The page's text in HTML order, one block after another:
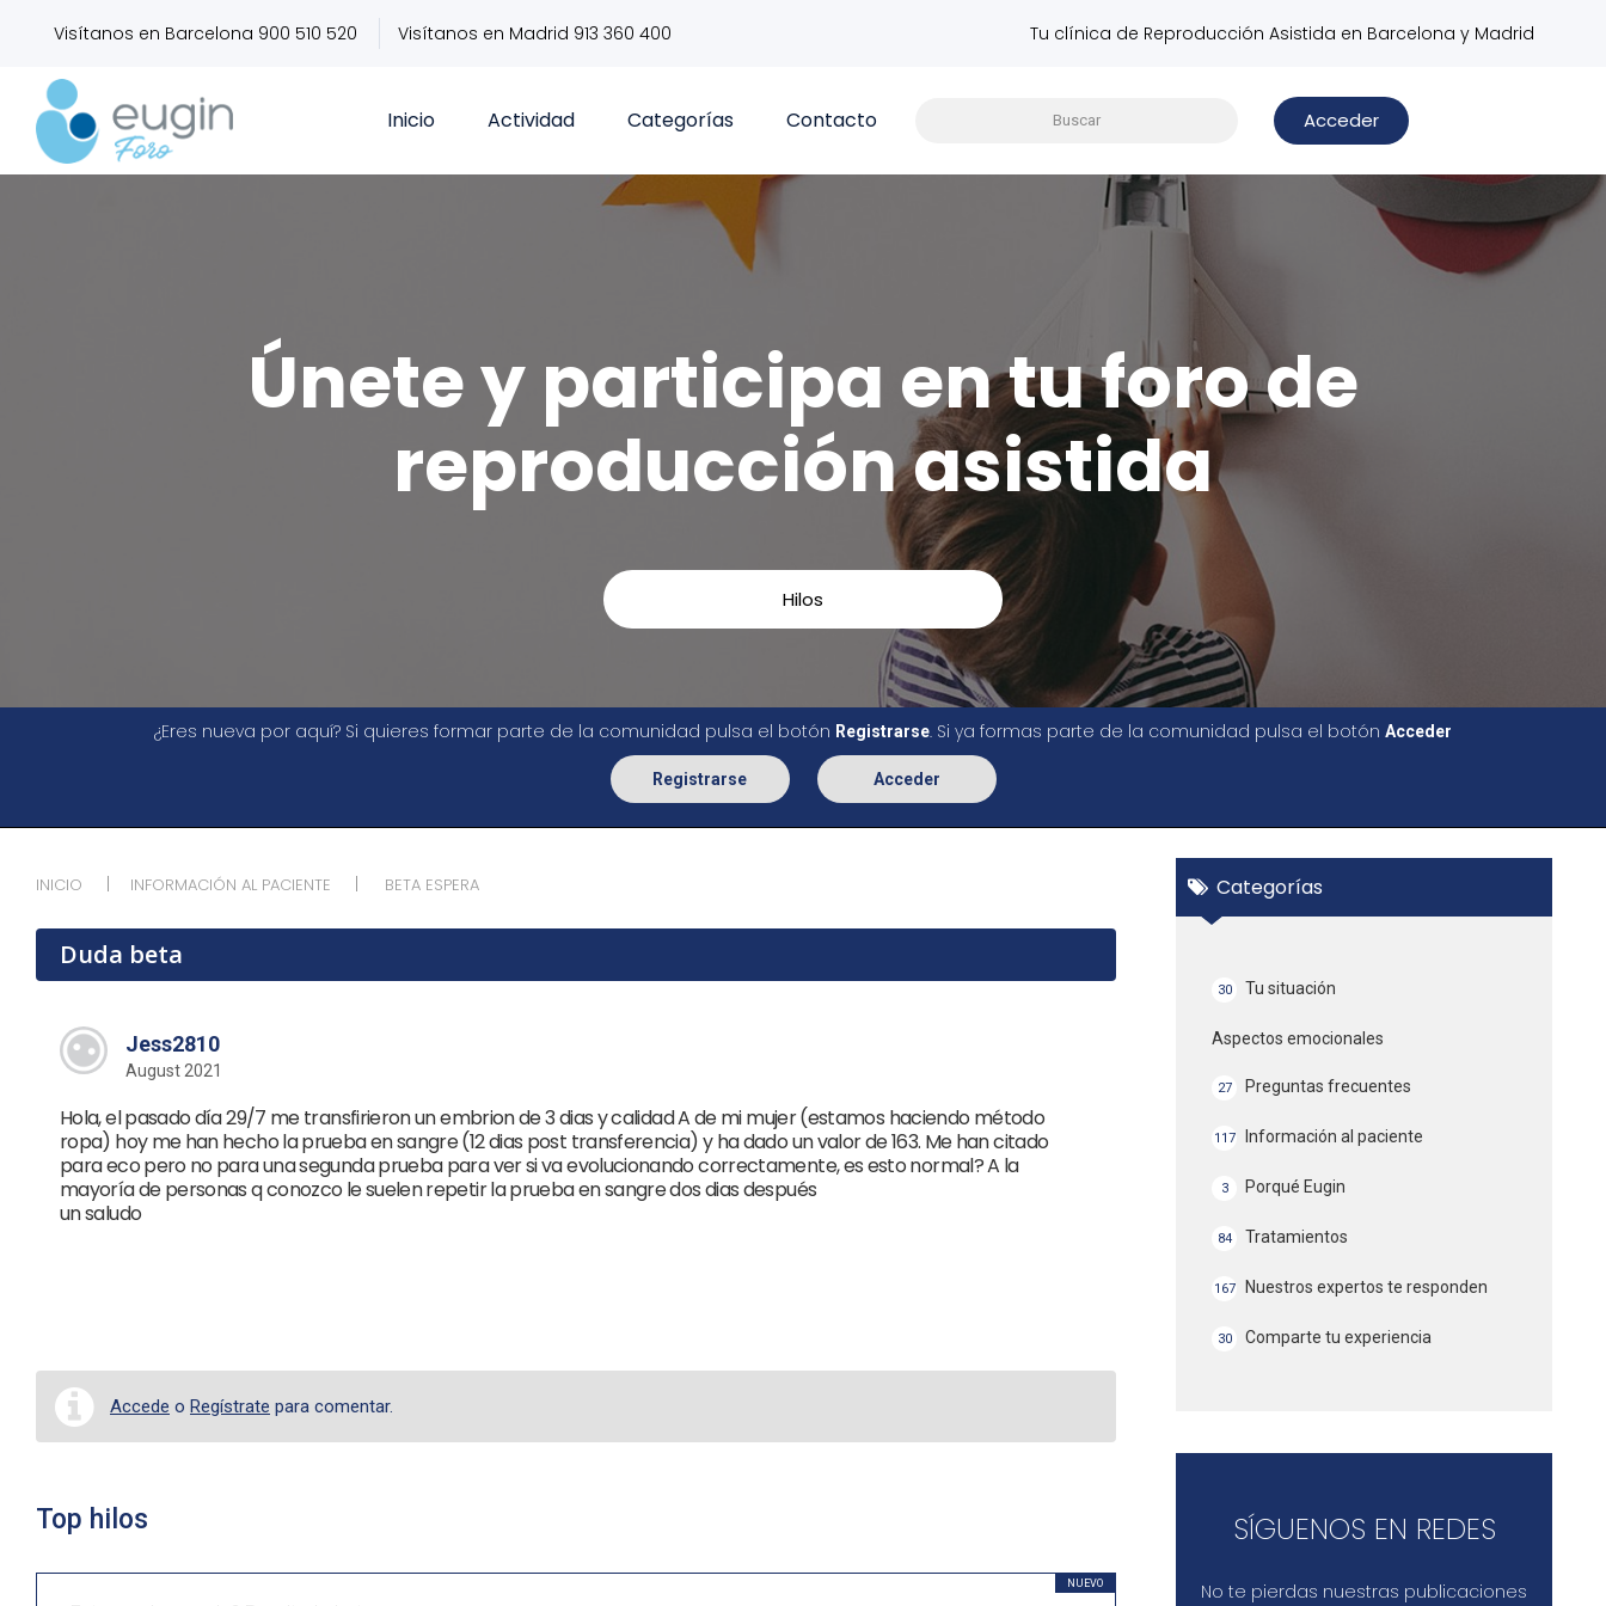
Visítanos en Barcelona 900 510 520 Visítanos en Madrid 913 360 400 Tu clínica de Reproducción Asistida en Barcelona y Madrid
Inicio Actividad Categorías Contacto Acceder
Únete y participa en tu foro de
reproducción asistida
Hilos
¿Eres nueva por aquí? Si quieres formar parte de la comunidad pulsa el botón Registrarse. Si ya formas parte de la comunidad pulsa el botón Acceder
Registrarse Acceder
INICIO INFORMACIÓN AL PACIENTE BETA ESPERA
Duda beta
Jess2810
August 2021
Hola, el pasado día 29/7 me transfirieron un embrion de 3 dias y calidad A de mi mujer (estamos haciendo método
ropa) hoy me han hecho la prueba en sangre (12 dias post transferencia) y ha dado un valor de 163. Me han citado
para eco pero no para una segunda prueba para ver si va evolucionando correctamente, es esto normal? A la
mayoría de personas q conozco le suelen repetir la prueba en sangre dos dias después
un saludo
Accede o Regístrate para comentar.
Top hilos
NUEVO
Categorías
30 Tu situación
Aspectos emocionales
27 Preguntas frecuentes
117 Información al paciente
3 Porqué Eugin
84 Tratamientos
167 Nuestros expertos te responden
30 Comparte tu experiencia
SÍGUENOS EN REDES
No te pierdas nuestras publicaciones